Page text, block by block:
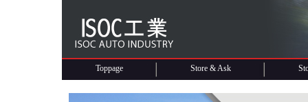
Toppage Store & Ask